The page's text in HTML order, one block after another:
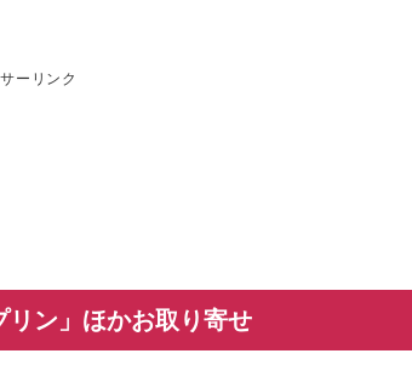
ーリンク
リン」ほかお取り寄せ